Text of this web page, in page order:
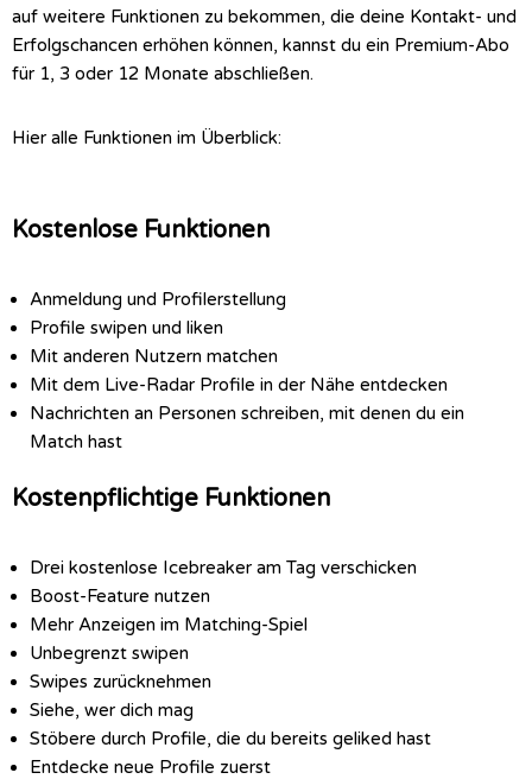
auf weitere Funktionen zu bekommen, die deine Kontakt- und
Erfolgschancen erhöhen können, kannst du ein Premium-Abo
für 1, 3 oder 12 Monate abschließen.
Hier alle Funktionen im Überblick:
Kostenlose Funktionen
Anmeldung und Profilerstellung
Profile swipen und liken
Mit anderen Nutzern matchen
Mit dem Live-Radar Profile in der Nähe entdecken
Nachrichten an Personen schreiben, mit denen du ein
Match hast
Kostenpflichtige Funktionen
Drei kostenlose Icebreaker am Tag verschicken
Boost-Feature nutzen
Mehr Anzeigen im Matching-Spiel
Unbegrenzt swipen
Swipes zurücknehmen
Siehe, wer dich mag
Stöbere durch Profile, die du bereits geliked hast
Entdecke neue Profile zuerst